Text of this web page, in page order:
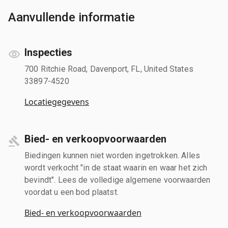
Aanvullende informatie
Inspecties
700 Ritchie Road, Davenport, FL, United States
33897-4520
Locatiegegevens
Bied- en verkoopvoorwaarden
Biedingen kunnen niet worden ingetrokken. Alles
wordt verkocht "in de staat waarin en waar het zich
bevindt". Lees de volledige algemene voorwaarden
voordat u een bod plaatst.
Bied- en verkoopvoorwaarden